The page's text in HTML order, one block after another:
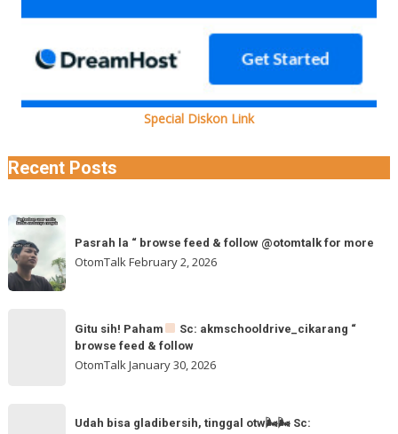
Special Diskon Link
Recent Posts
Pasrah
la
browse
@otomtalk
Pasrah la “ browse feed & follow @otomtalk for more
OtomTalkFebruary 2, 2026
akmschooldrive_cikarang
Gitu sih! Paham
Sc: akmschooldrive_cikarang “
browse feed & follow
OtomTalkJanuary 30, 2026
Udah bisa gladibersih, tinggal otw🌬🌬 Sc: